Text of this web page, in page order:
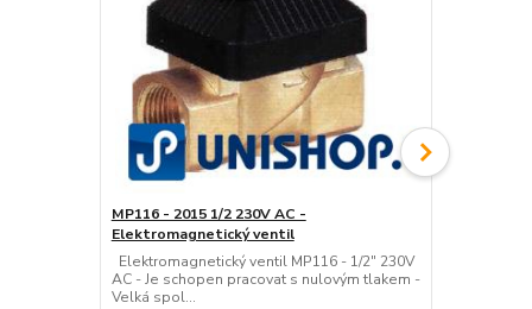
MP116 - 2015 1/2 230V AC -
Elektromagnetický ventil
Elektromagnetický ventil MP116 - 1/2" 230V
AC - Je schopen pracovat s nulovým tlakem -
Velká spol...